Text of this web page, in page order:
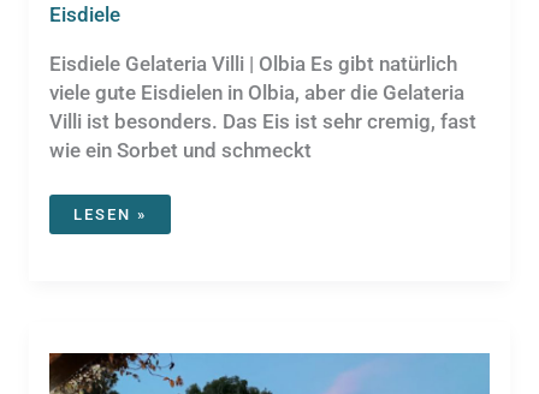
Eisdiele
Eisdiele Gelateria Villi | Olbia Es gibt natürlich
viele gute Eisdielen in Olbia, aber die Gelateria
Villi ist besonders. Das Eis ist sehr cremig, fast
wie ein Sorbet und schmeckt
EISDIELE
LESEN »